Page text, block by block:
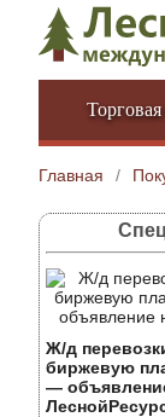
Главная /
Ж/д
биржевую
—